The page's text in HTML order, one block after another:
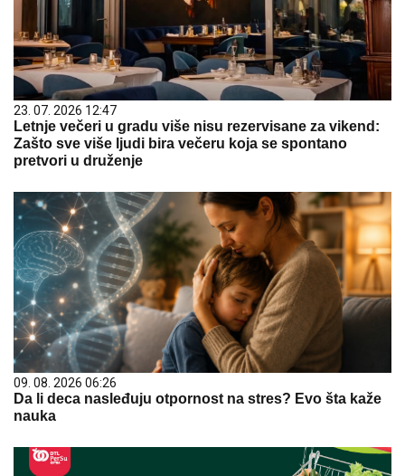
23. 07. 2026 12:47
Letnje večeri u gradu više nisu rezervisane za vikend:
Zašto sve više ljudi bira večeru koja se spontano
pretvori u druženje
09. 08. 2026 06:26
Da li deca nasleđuju otpornost na stres? Evo šta kaže
nauka